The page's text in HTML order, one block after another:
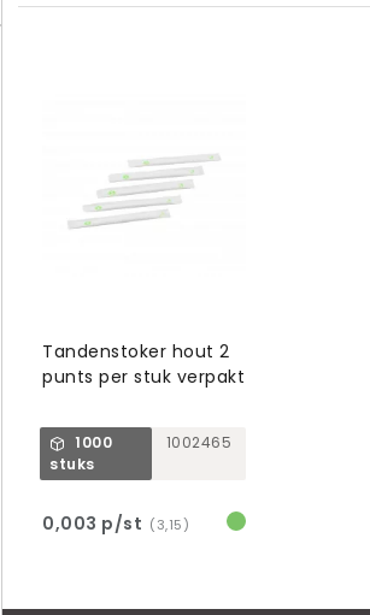
Tandenstoker hout 2
punts per stuk verpakt
1000
stuks
1002465
0,003 p/st (3,15)